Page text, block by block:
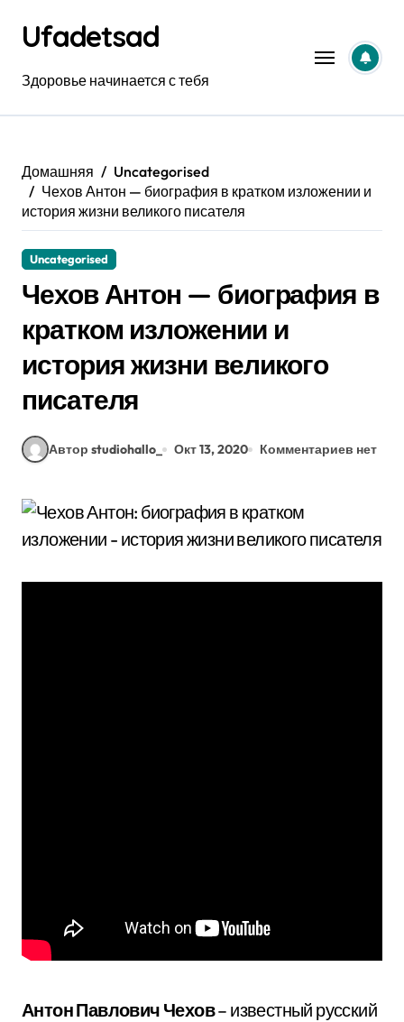
содержанию
Ufadetsad
Здоровье начинается с тебя
Домашняя
Uncategorised
Чехов Антон — биография в кратком изложении и
история жизни великого писателя
Uncategorised
Чехов Антон — биография в
кратком изложении и
история жизни великого
писателя
Автор studiohallo_ Окт 13, 2020 Комментариев нет
Антон Павлович Чехов– известный русский